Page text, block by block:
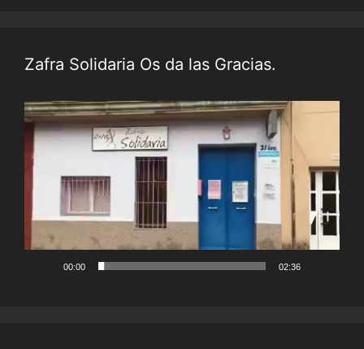
Zafra Solidaria Os da las Gracias.
Reproductor
de
vídeo
00:00 02:36